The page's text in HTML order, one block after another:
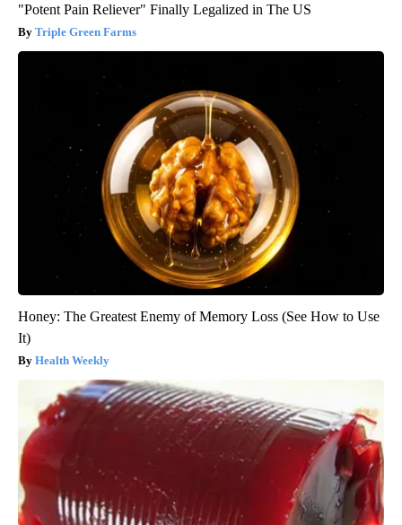
"Potent Pain Reliever" Finally Legalized in The US
Triple Green Farms
Honey: The Greatest Enemy of Memory Loss (See How to Use
It)
Health Weekly